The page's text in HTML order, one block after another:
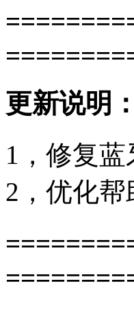
更新说明：
1，修复
2，优化帮